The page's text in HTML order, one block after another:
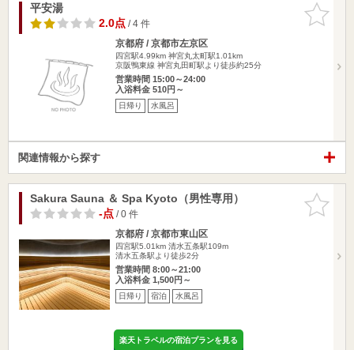
お気に入
りに追加
平安湯
2.0点/ 4 件
京都府 / 京都市左京区
四宮駅4.99km 神宮丸太町駅1.01km
京阪鴨東線 神宮丸田町駅より徒歩約25分
営業時間 15:00～24:00
入浴料金 510円～
日帰り 水風呂
関連情報から探す
お気に入
りに追加
Sakura Sauna ＆ Spa Kyoto（男性専用）
-点/ 0 件
京都府 / 京都市東山区
四宮駅5.01km 清水五条駅109m
清水五条駅より徒歩2分
営業時間 8:00～21:00
入浴料金 1,500円～
日帰り 宿泊 水風呂
楽天トラベルの宿泊プランを見る